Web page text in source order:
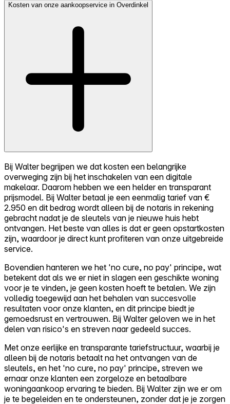
Kosten van onze aankoopservice in Overdinkel
Bij Walter begrijpen we dat kosten een belangrijke
overweging zijn bij het inschakelen van een digitale
makelaar. Daarom hebben we een helder en transparant
prijsmodel. Bij Walter betaal je een eenmalig tarief van €
2.950 en dit bedrag wordt alleen bij de notaris in rekening
gebracht nadat je de sleutels van je nieuwe huis hebt
ontvangen. Het beste van alles is dat er geen opstartkosten
zijn, waardoor je direct kunt profiteren van onze uitgebreide
service.
Bovendien hanteren we het 'no cure, no pay' principe, wat
betekent dat als we er niet in slagen een geschikte woning
voor je te vinden, je geen kosten hoeft te betalen. We zijn
volledig toegewijd aan het behalen van succesvolle
resultaten voor onze klanten, en dit principe biedt je
gemoedsrust en vertrouwen. Bij Walter geloven we in het
delen van risico's en streven naar gedeeld succes.
Met onze eerlijke en transparante tariefstructuur, waarbij je
alleen bij de notaris betaalt na het ontvangen van de
sleutels, en het 'no cure, no pay' principe, streven we
ernaar onze klanten een zorgeloze en betaalbare
woningaankoop ervaring te bieden. Bij Walter zijn we er om
je te begeleiden en te ondersteunen, zonder dat je je zorgen